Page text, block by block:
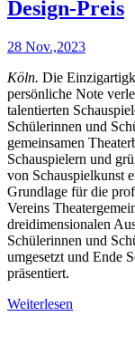
Design-Preis
28 Nov.,2023
Köln. Die
persönliche Note
talentierten
Schülerinnen und
gemeinsamen
Schauspielern und
von Schauspielkunst
Grundlage für die
Vereins
dreidimensionalen
Schülerinnen und
umgesetzt und Ende
präsentiert.
Weiterlesen